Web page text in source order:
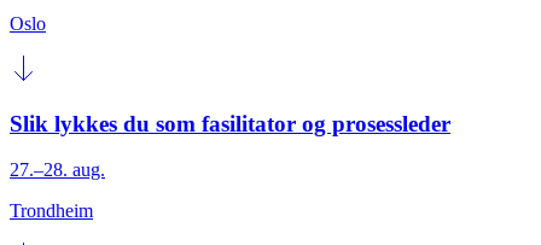
Oslo
Slik lykkes du som fasilitator og prosessleder
27.–28. aug.
Trondheim